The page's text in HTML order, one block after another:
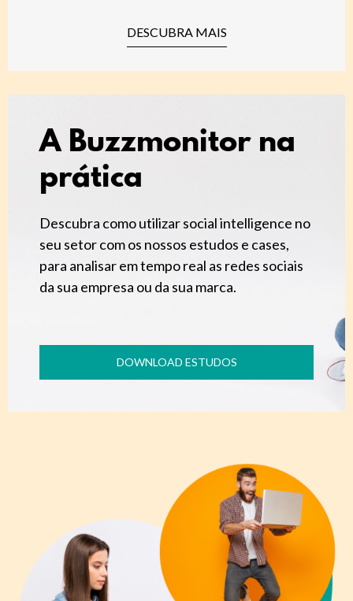
DESCUBRA MAIS
A Buzzmonitor na
prática
Descubra como utilizar social intelligence no
seu setor com os nossos estudos e cases,
para analisar em tempo real as redes sociais
da sua empresa ou da sua marca.
DOWNLOAD ESTUDOS